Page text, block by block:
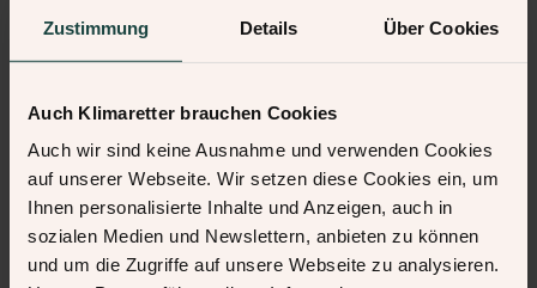
Zustimmung Details Über Cookies
Auch Klimaretter brauchen Cookies
Auch wir sind keine Ausnahme und verwenden Cookies
auf unserer Webseite. Wir setzen diese Cookies ein, um
Ihnen personalisierte Inhalte und Anzeigen, auch in
sozialen Medien und Newslettern, anbieten zu können
und um die Zugriffe auf unsere Webseite zu analysieren.